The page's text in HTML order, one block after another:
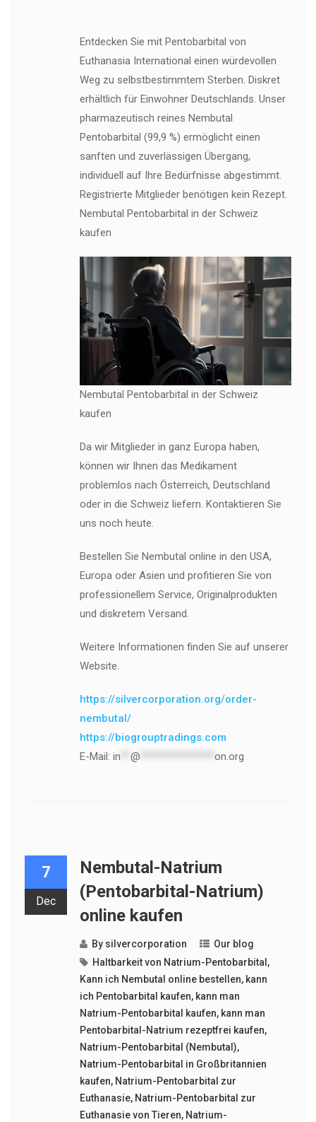
Entdecken Sie mit Pentobarbital von
Euthanasia International einen würdevollen
Weg zu selbstbestimmtem Sterben. Diskret
erhältlich für Einwohner Deutschlands. Unser
pharmazeutisch reines Nembutal
Pentobarbital (99,9 %) ermöglicht einen
sanften und zuverlässigen Übergang,
individuell auf Ihre Bedürfnisse abgestimmt.
Registrierte Mitglieder benötigen kein Rezept.
Nembutal Pentobarbital in der Schweiz
kaufen
Nembutal Pentobarbital in der Schweiz
kaufen
Da wir Mitglieder in ganz Europa haben,
können wir Ihnen das Medikament
problemlos nach Österreich, Deutschland
oder in die Schweiz liefern. Kontaktieren Sie
uns noch heute.
Bestellen Sie Nembutal online in den USA,
Europa oder Asien und profitieren Sie von
professionellem Service, Originalprodukten
und diskretem Versand.
Weitere Informationen finden Sie auf unserer
Website.
https://silvercorporation.org/order-
nembutal/
https://biogrouptradings.com
E-Mail: in @ on.org
7
Dec
Nembutal-Natrium
(Pentobarbital-Natrium)
online kaufen
By silvercorporation
Our blog
Haltbarkeit von Natrium-Pentobarbital ,
Kann ich Nembutal online bestellen, kann
ich Pentobarbital kaufen, kann man
Natrium-Pentobarbital kaufen, kann man
Pentobarbital-Natrium rezeptfrei kaufen,
Natrium-Pentobarbital (Nembutal),
Natrium-Pentobarbital in Großbritannien
kaufen, Natrium-Pentobarbital zur
Euthanasie, Natrium-Pentobarbital zur
Euthanasie von Tieren, Natrium-